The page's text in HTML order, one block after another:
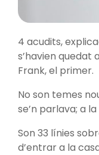
4 acudits,
s’havien
Frank, el primer.
No son temes
se’n parlava; a
Son 33 línies
d’entrar a la